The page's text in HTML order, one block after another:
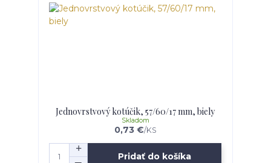
Jednovrstvový kotúčik, 57/60/17 mm, biely
0,73 €/KS
Skladom
Pridať do košíka